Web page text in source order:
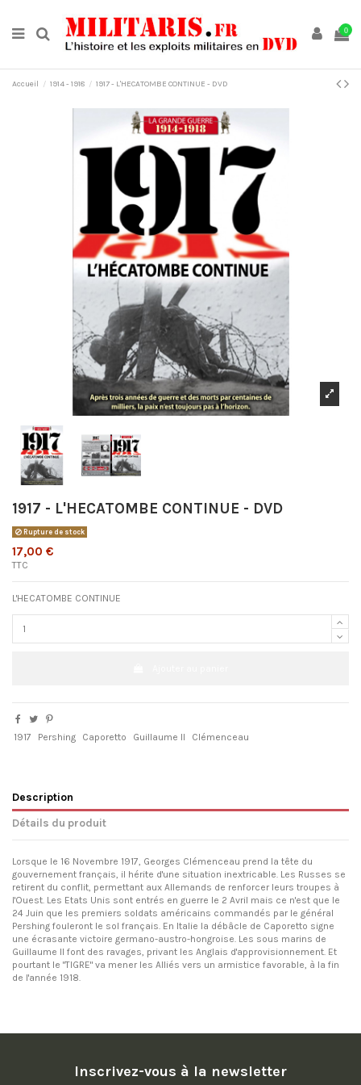
0
Accueil 1914 - 1918 1917 - L'HECATOMBE CONTINUE - DVD
1917 - L'HECATOMBE CONTINUE - DVD
Rupture de stock
17,00 €
TTC
L'HECATOMBE CONTINUE
1917 Pershing Caporetto Guillaume II Clémenceau
Description
Détails du produit
Lorsque le 16 Novembre 1917, Georges Clémenceau prend la tête du
gouvernement français, il hérite d'une situation inextricable. Les Russes se
retirent du conflit, permettant aux Allemands de renforcer leurs troupes à
l'Ouest. Les Etats Unis sont entrés en guerre le 2 Avril mais ce n'est que le
24 Juin que les premiers soldats américains commandés par le général
Pershing fouleront le sol français. En Italie la débâcle de Caporetto signe
une écrasante victoire germano-austro-hongroise. Les sous marins de
Guillaume II font des ravages, privant les Anglais d'approvisionnement. Et
pourtant le "TIGRE" va mener les Alliés vers un armistice favorable, à la fin
de l'année 1918.
Inscrivez-vous à la newsletter